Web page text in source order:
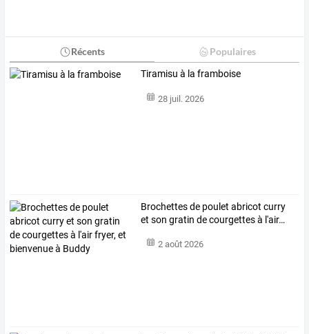
Récents Populaires
Tiramisu à la framboise
28 juil. 2026
Brochettesde poulet abricot curry
et son gratin decourgettesà l'air…
2 août 2026